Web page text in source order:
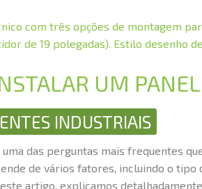
UM
INDUSTRIAIS
uma das perguntas mais frequentes
de vários fatores, incluindo o tipo
artigo, explicamos